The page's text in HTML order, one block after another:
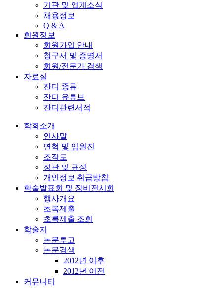
기관 및 업계소식
채용정보
Q & A
회원정보
회원가입 안내
청구서 및 증명서
회원/전문가 검색
자료실
잔디 종류
잔디 유튜브
잔디관련서적
학회소개
인사말
연혁 및 임원진
조직도
정관 및 규정
개인정보 취급방침
학술발표회 및 장비전시회
행사개요
초록제출
초록제출 조회
학술지
논문투고
논문검색
2012년 이후
2012년 이전
커뮤니티